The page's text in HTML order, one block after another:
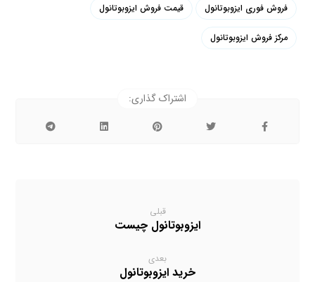
فروش فوری ایزوبوتانول قیمت فروش ایزوبوتانول
مرکز فروش ایزوبوتانول
قبلی
ایزوبوتانول چیست
بعدی
خرید ایزوبوتانول